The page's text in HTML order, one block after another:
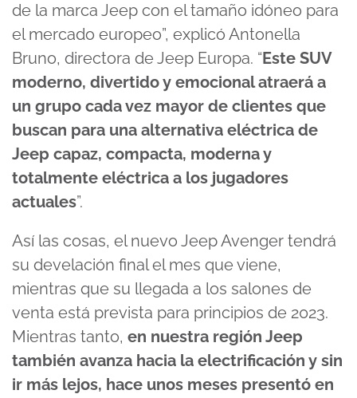
de la marca Jeep con el tamaño idóneo para
el mercado europeo”, explicó Antonella
Bruno, directora de Jeep Europa. “Este SUV
moderno, divertido y emocional atraerá a
un grupo cada vez mayor de clientes que
buscan para una alternativa eléctrica de
Jeep capaz, compacta, moderna y
totalmente eléctrica a los jugadores
actuales”.
Así las cosas, el nuevo Jeep Avenger tendrá
su develación final el mes que viene,
mientras que su llegada a los salones de
venta está prevista para principios de 2023.
Mientras tanto, en nuestra región Jeep
también avanza hacia la electrificación y sin
ir más lejos, hace unos meses presentó en